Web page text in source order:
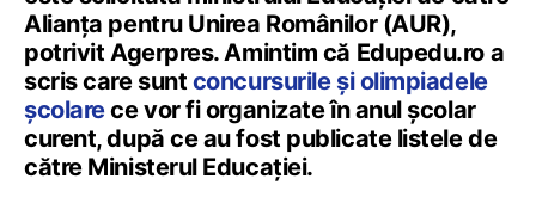
Alianţa pentru Unirea Românilor (AUR),
potrivit Agerpres. Amintim că Edupedu.ro a
scris care sunt concursurile și olimpiadele
școlarece vor fi organizate în anul școlar
curent, după ce au fost publicate listele de
către Ministerul Educației.